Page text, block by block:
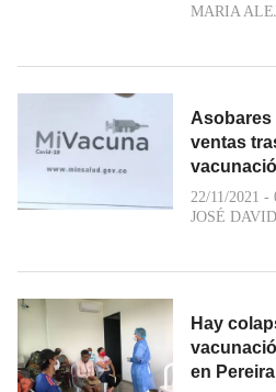
MARIA
ventas
22/11/2021 -
JOSÉ
Hay
en Pereira